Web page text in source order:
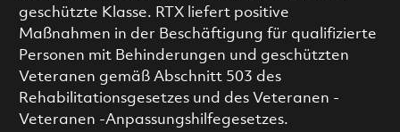
geschützte Klasse. RTX liefert positive
Maßnahmen in der Beschäftigung für qualifizierte
Personen mit Behinderungen und geschützten
Veteranen gemäß Abschnitt 503 des
Rehabilitationsgesetzes und des Veteranen -
Veteranen -Anpassungshilfegesetzes.